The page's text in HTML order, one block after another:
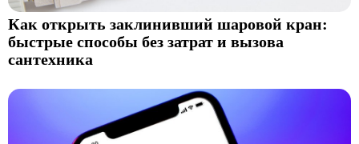
Как открыть заклинивший шаровой кран:
быстрые способы без затрат и вызова
сантехника